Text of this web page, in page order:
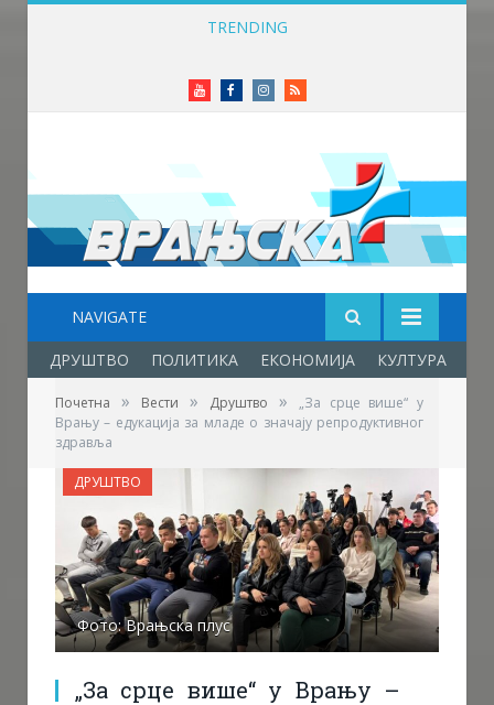
TRENDING
YoutubeFacebookInstagram
RSS
NAVIGATE
ДРУШТВО ПОЛИТИКА ЕКОНОМИЈА КУЛТУРА
Почетна » Вести » Друштво »
„За срце више“ у
Врању – едукација за младе о значају репродуктивног
здравља
Фото: Врањска плус
„За срце више“ у Врању –
ДРУШТВО